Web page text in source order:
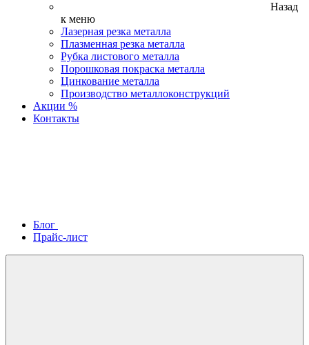
Назад
к меню
Лазерная резка металла
Плазменная резка металла
Рубка листового металла
Порошковая покраска металла
Цинкование металла
Производство металлоконструкций
Акции %
Контакты
Блог
Прайс-лист